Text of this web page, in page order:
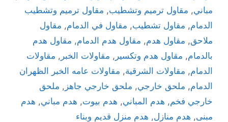
مباني, مقاول ترميم وتشطيب, مقاول ترميم وتشطيب
الدمام, مقاول تشطيب, مقاول في الدمام, مقاول
ملاحق, مقاول هدم, مقاول هدم الدمام, مقاول هدم
بالدمام, مقاول هدم وتكسير , مقاولات الخبر , مقاولات
الدمام, مقاولات الشرقية, مقاولات عامه الخبر الظهران
الدمام, ملحق خارجي, ملحق خارجي جاهز , ملحق
خارجي فخم, هدم المباني, هدم بيوت, هدم مباني, هدم
مبنى, هدم منازل, هدم منزل قديم وبناء